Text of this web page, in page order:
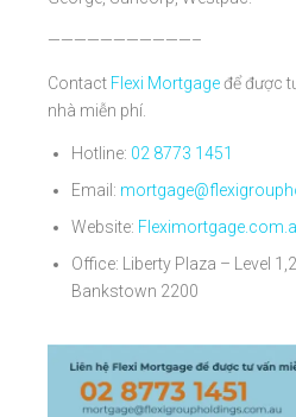
———————————–
Contact Flexi Mortgageđể được
nhà miễn phí.
Hotline: 02 8773 1451
Email:
Website:
Office: Liberty Plaza – Level
Bankstown 2200